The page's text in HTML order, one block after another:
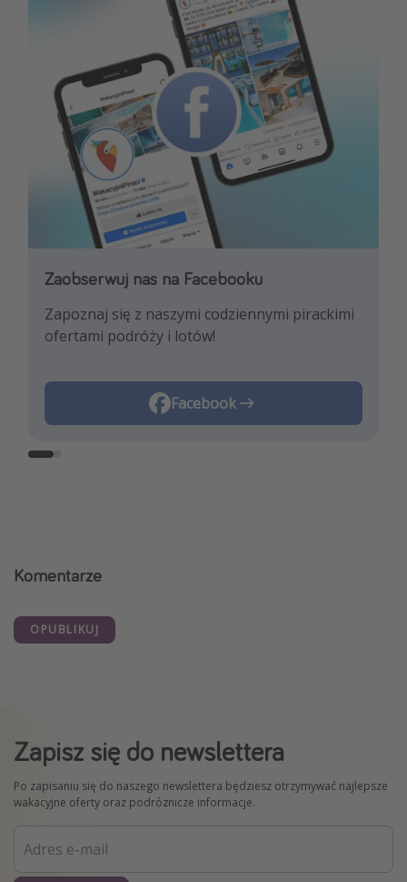
Zaobserwuj nas na Facebooku
Zapoznaj się z naszymi codziennymi pirackimi
ofertami podróży i lotów!
Facebook
Zaobserwuj nas na Instagramie
Pozwól nam zainspirować Cię najnowszymi
trendami i najlepszymi ofertami
Instagram
Komentarze
OPUBLIKUJ
Zapisz się do newslettera
Po zapisaniu się do naszego newslettera będziesz otrzymywać najlepsze
wakacyjne oferty oraz podróżnicze informacje.